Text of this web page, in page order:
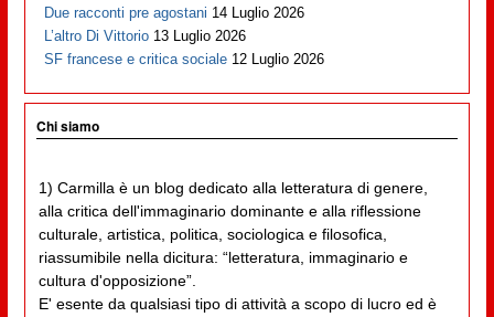
Due racconti pre agostani 14 Luglio 2026
L’altro Di Vittorio 13 Luglio 2026
SF francese e critica sociale 12 Luglio 2026
Chi siamo
1) Carmilla è un blog dedicato alla letteratura di genere,
alla critica dell'immaginario dominante e alla riflessione
culturale, artistica, politica, sociologica e filosofica,
riassumibile nella dicitura: “letteratura, immaginario e
cultura d'opposizione”.
E' esente da qualsiasi tipo di attività a scopo di lucro ed è